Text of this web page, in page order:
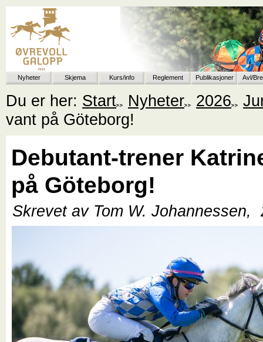
Nyheter Skjema Kurs/info Reglement Publikasjoner Avl/
Du er her: Start Nyheter 2026
vant på Göteborg!
Debutant-trener
på Göteborg!
Skrevet av Tom W. Johannessen,